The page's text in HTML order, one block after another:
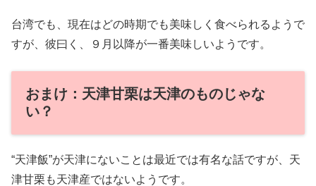
台湾でも、現在はどの時期でも美味しく食べられるようで
すが、彼曰く、９月以降が一番美味しいようです。
おまけ：天津甘栗は天津のものじゃな
い？
“天津飯”が天津にないことは最近では有名な話ですが、天
津甘栗も天津産ではないようです。